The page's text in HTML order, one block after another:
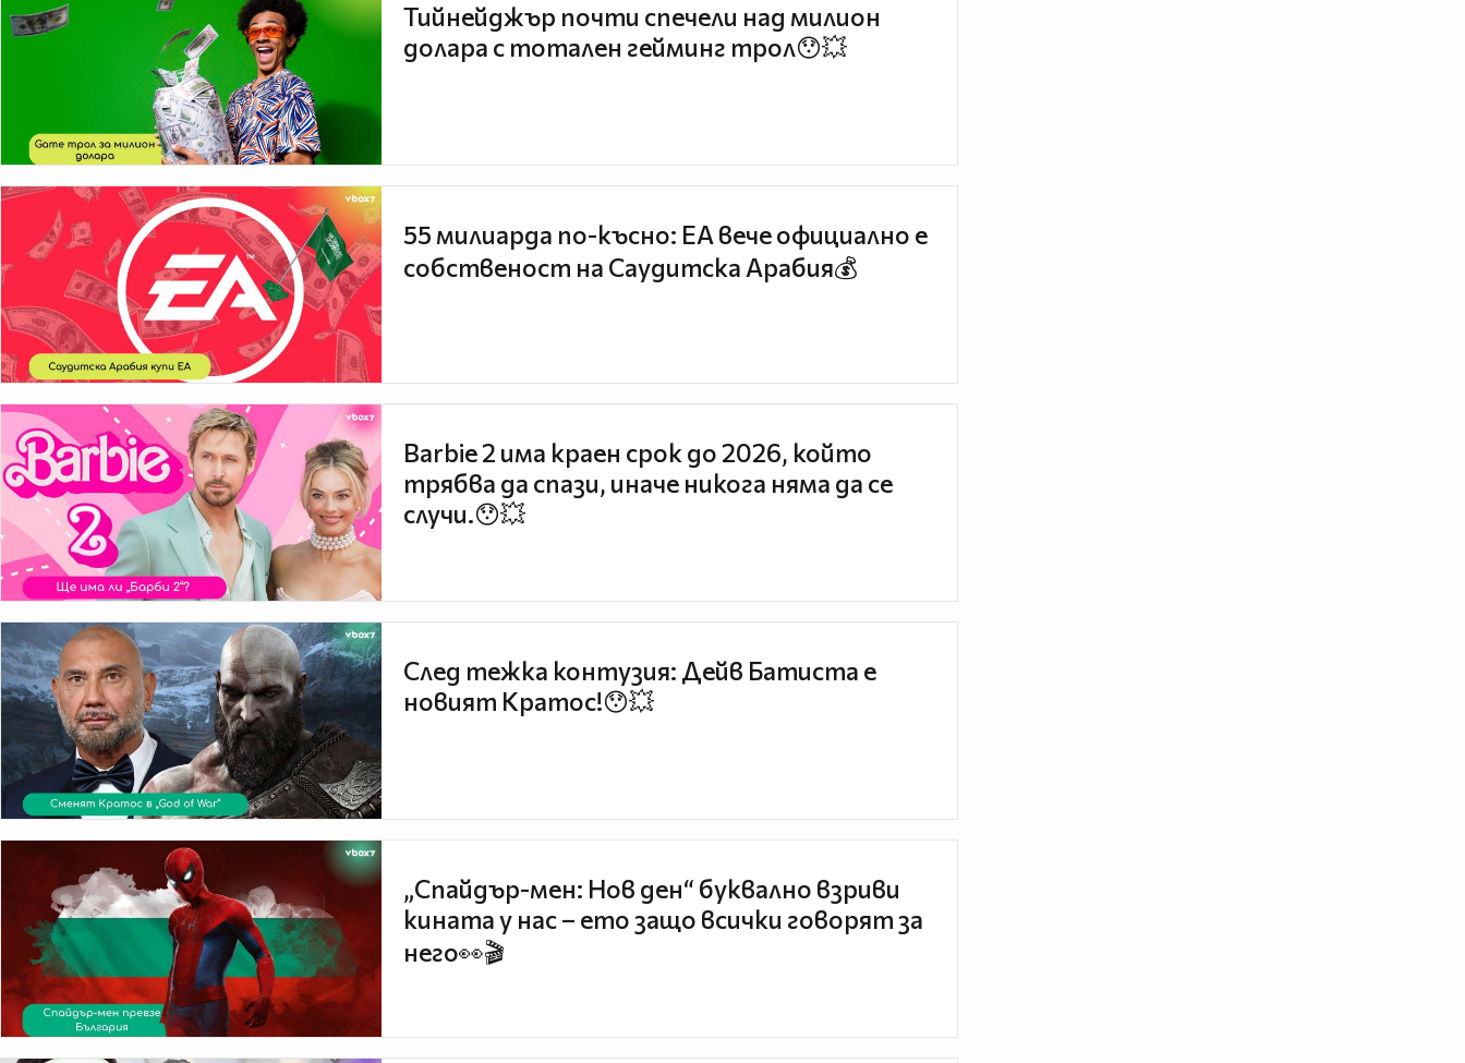
Тийнейджър почти спечели над милион
долара с тотален гейминг трол😯💥
55 милиарда по-късно: EA вече официално е
собственост на Саудитска Арабия💰
Barbie 2 има краен срок до 2026, който
трябва да спази, иначе никога няма да се
случи.😯💥
След тежка контузия: Дейв Батиста е
новият Кратос!😯💥
„Спайдър-мен: Нов ден“ буквално взриви
кината у нас – ето защо всички говорят за
него👀🎬